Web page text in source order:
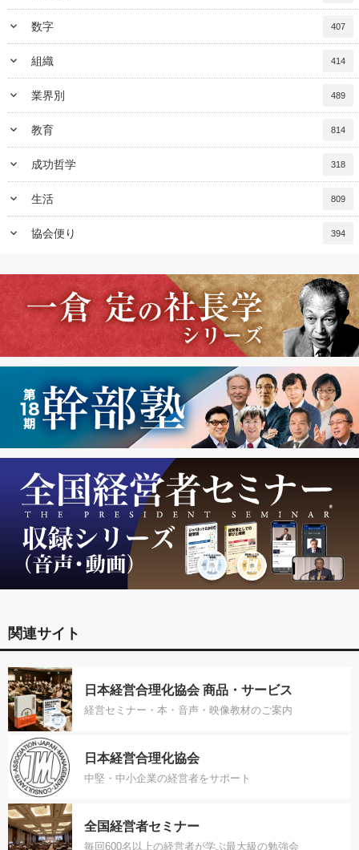
keyboard_arrow_down 数字 407
keyboard_arrow_down 組織 414
keyboard_arrow_down 業界別 489
keyboard_arrow_down 教育 814
keyboard_arrow_down 成功哲学 318
keyboard_arrow_down 生活 809
keyboard_arrow_down 協会便り 394
関連サイト
日本経営合理化協会 商品・サービス
経営セミナー・本・音声・映像教材のご案内
日本経営合理化協会
中堅・中小企業の経営者をサポート
全国経営者セミナー
毎回600名以上の経営者が学ぶ最大級の勉強会